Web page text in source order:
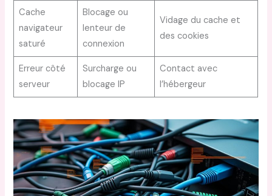
Cache
navigateur
saturé
Blocage ou
lenteur de
connexion
Vidage du cache et
des cookies
Erreur côté
serveur
Surcharge ou
blocage IP
Contact avec
l’hébergeur